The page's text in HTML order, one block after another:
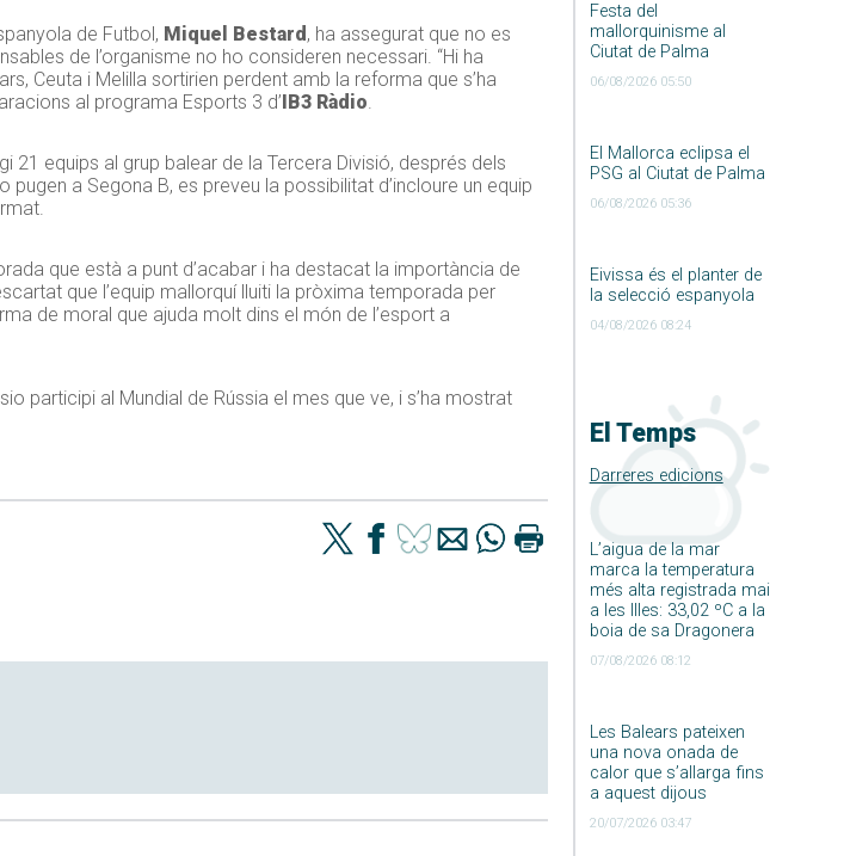
Festa del
mallorquinisme al
Ciutat de Palma
06/08/2026 05:50
El Mallorca eclipsa el
PSG al Ciutat de Palma
06/08/2026 05:36
Eivissa és el planter de
la selecció espanyola
04/08/2026 08:24
El Temps
Darreres edicions
L’aigua de la mar
marca la temperatura
més alta registrada mai
a les Illes: 33,02 ºC a la
boia de sa Dragonera
07/08/2026 08:12
Les Balears pateixen
una nova onada de
calor que s’allarga fins
a aquest dijous
20/07/2026 03:47
de Futbol, Miquel Bestard , ha assegurat que no es
de l’organisme no ho consideren necessari. “Hi ha
Ceuta i Melilla sortirien perdent amb la reforma que s’ha
al programa Esports 3 d’ IB3 Ràdio.
equips al grup balear de la Tercera Divisió, després dels
a Segona B, es preveu la possibilitat d’incloure un equip
que està a punt d’acabar i ha destacat la importància de
que l’equip mallorquí lluiti la pròxima temporada per
de moral que ajuda molt dins el món de l’esport a
participi al Mundial de Rússia el mes que ve, i s’ha mostrat